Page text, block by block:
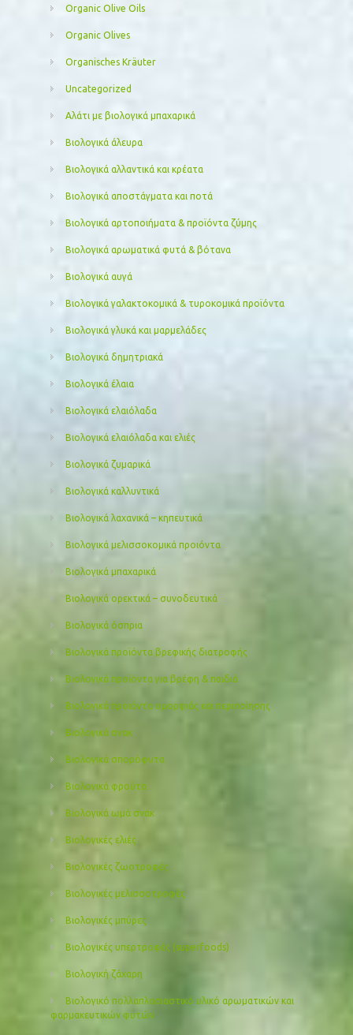
Organic Olive Oils
Organic Olives
Organisches Kräuter
Uncategorized
Αλάτι με βιολογικά μπαχαρικά
Βιολογικά άλευρα
Βιολογικά αλλαντικά και κρέατα
Βιολογικά αποστάγματα και ποτά
Βιολογικά αρτοποιήματα & προϊόντα ζύμης
Βιολογικά αρωματικά φυτά & βότανα
Βιολογικά αυγά
Βιολογικά γαλακτοκομικά & τυροκομικά προϊόντα
Βιολογικά γλυκά και μαρμελάδες
Βιολογικά δημητριακά
Βιολογικά έλαια
Βιολογικά ελαιόλαδα
Βιολογικά ελαιόλαδα και ελιές
Βιολογικά ζυμαρικά
Βιολογικά καλλυντικά
Βιολογικά λαχανικά – κηπευτικά
Βιολογικά μελισσοκομικά προιόντα
Βιολογικά μπαχαρικά
Βιολογικά ορεκτικά – συνοδευτικά
Βιολογικά όσπρια
Βιολογικά προϊόντα βρεφικής διατροφής
Βιολογικά προϊόντα για βρέφη & παιδιά
Βιολογικά προιόντα ομορφιάς και περιποίησης
Βιολογικά σνακ
Βιολογικά σπορόφυτα
Βιολογικά φρούτα
Βιολογικά ωμά σνακ
Βιολογικές ελιές
Βιολογικές ζωοτροφές
Βιολογικές μελισσοτροφές
Βιολογικές μπύρες
Βιολογικές υπερτροφές (superfoods)
Βιολογική ζάχαρη
Βιολογικό πολλαπλασιαστικό υλικό αρωματικών και
φαρμακευτικών φυτών